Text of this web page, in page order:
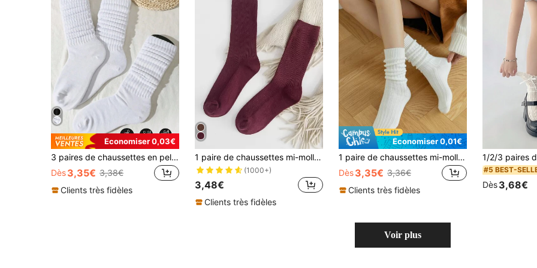
Économiser 0,03€
3 paires de chaussettes en peluche de couleur unie pour femmes (sans carte de chaussettes)
Dès3,35€ 3,38€
Clients très fidèles
1 paire de chaussettes mi-mollet unisexes en coton de couleur unie, chaussettes de sport absorbantes et à haute élasticité, chaussettes affaissées en coton pur à rayures verticales, chaussettes de style polyvalent et assorties à tout pour femmes, plusieurs couleurs disponibles
(1000+)
3,48€
Clients très fidèles
Économiser 0,01€
1 paire de chaussettes mi-mollet épaisses de couleur unie simples, convenant pour un port quotidien, automne
Dès3,35€ 3,36€
Clients très fidèles
#5 BEST-
Dès3,68€
Voir plus